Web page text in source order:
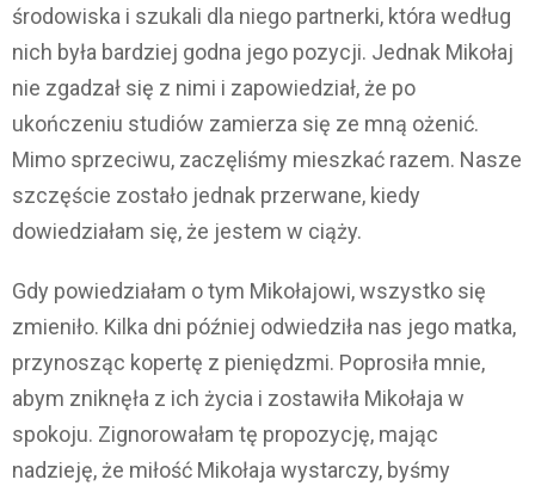
środowiska i szukali dla niego partnerki, która według
nich była bardziej godna jego pozycji. Jednak Mikołaj
nie zgadzał się z nimi i zapowiedział, że po
ukończeniu studiów zamierza się ze mną ożenić.
Mimo sprzeciwu, zaczęliśmy mieszkać razem. Nasze
szczęście zostało jednak przerwane, kiedy
dowiedziałam się, że jestem w ciąży.
Gdy powiedziałam o tym Mikołajowi, wszystko się
zmieniło. Kilka dni później odwiedziła nas jego matka,
przynosząc kopertę z pieniędzmi. Poprosiła mnie,
abym zniknęła z ich życia i zostawiła Mikołaja w
spokoju. Zignorowałam tę propozycję, mając
nadzieję, że miłość Mikołaja wystarczy, byśmy